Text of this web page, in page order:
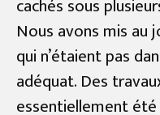
cachés sous
Nous avons mis au
qui n’étaient pas
adéquat. Des
essentiellement